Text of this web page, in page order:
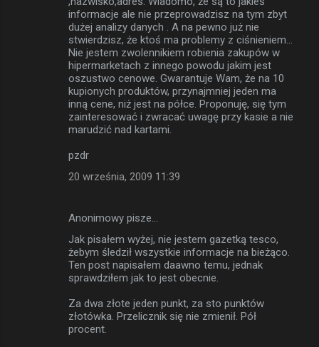
informacje ale nie przeprowadzisz na tym zbyt
dużej analizy danych . A na pewno już nie
stwierdzisz, że ktoś ma problemy z ciśnieniem...
Nie jestem zwolennikiem robienia zakupów w
hipermarketach z innego powodu jakim jest
oszustwo cenowe. Gwarantuje Wam, że na 10
kupionych produktów, przynajmniej jeden ma
inną cene, niż jest na półce. Proponuję, się tym
zainteresować i zwracać uwagę przy kasie a nie
marudzić nad kartami.
pzdr
20 września, 2009 11:39
Anonimowy pisze…
Jak pisałem wyżej, nie jestem gazetką tesco,
żebym śledził wszystkie informacje na bieżąco.
Ten post napisałem daawno temu, jednak
sprawdziłem jak to jest obecnie.
Za dwa złote jeden punkt, za sto punktów
złotówka. Przelicznik się nie zmienił. Pół
procent.